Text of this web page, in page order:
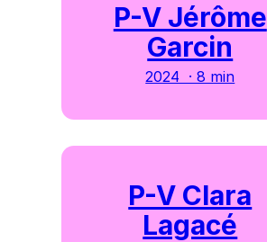
P-V Jérôme
Garcin
2024 · 8 min
P-V Clara
Lagacé